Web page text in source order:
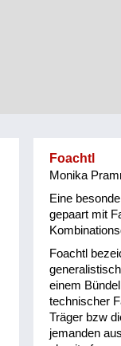
Foachtl
Monika
Eine
gepaart mit
Foachtl
einem
technischer
Träger bzw
jemanden